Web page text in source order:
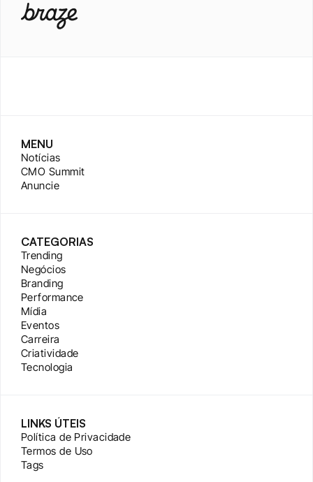
MENU
Notícias
CMO Summit
Anuncie
CATEGORIAS
Trending
Negócios
Branding
Performance
Mídia
Eventos
Carreira
Criatividade
Tecnologia
LINKS ÚTEIS
Política de Privacidade
Termos de Uso
Tags